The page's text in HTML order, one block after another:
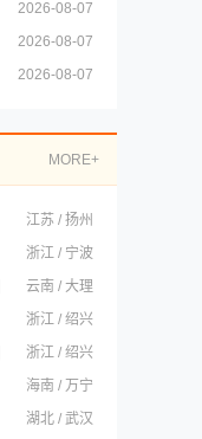
2026-08-07
2026-08-07
2026-08-07
MORE+
江苏 / 扬州
浙江 / 宁波
云南 / 大理
浙江 / 绍兴
浙江 / 绍兴
海南 / 万宁
湖北 / 武汉